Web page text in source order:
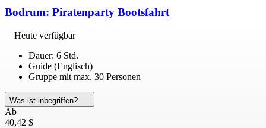
Bodrum: Piratenparty Bootsfahrt
Heute verfügbar
Dauer: 6 Std.
Guide (Englisch)
Gruppe mit max. 30 Personen
Was ist inbegriffen?
Ab
40,42 $